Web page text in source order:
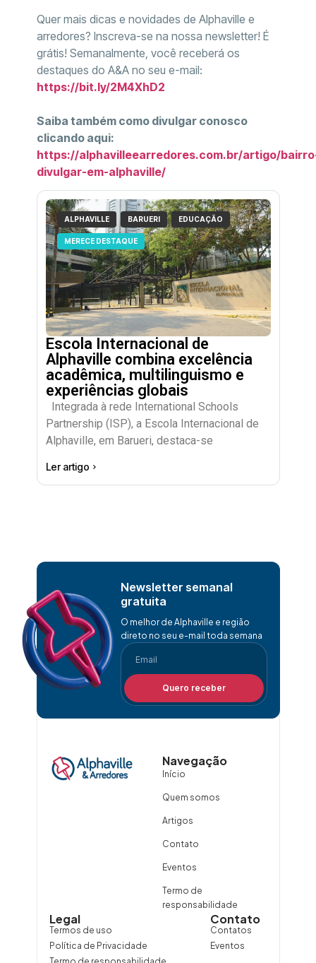
Quer mais dicas e novidades de Alphaville e
arredores? Inscreva-se na nossa newsletter! É
grátis! Semanalmente, você receberá os
destaques do A&A no seu e-mail:
https://bit.ly/2M4XhD2
Saiba também como divulgar conosco
clicando aqui:
https://alphavilleearredores.com.br/artigo/
divulgar-em-alphaville/
ALPHAVILLE BARUERI EDUCAÇÃO
MERECE DESTAQUE
Escola Internacional de
Alphaville combina excelência
acadêmica, multilinguismo e
experiências globais
Integrada à rede International Schools
Partnership (ISP), a Escola Internacional de
Alphaville, em Barueri, destaca-se
Ler artigo
Newsletter semanal
gratuita
O melhor de Alphaville e região
direto no seu e-mail toda semana
Quero receber
Navegação
Início
Quem somos
Artigos
Contato
Eventos
Termo de
responsabilidade
Contato
Contatos
Eventos
Legal
Termos de uso
Política de Privacidade